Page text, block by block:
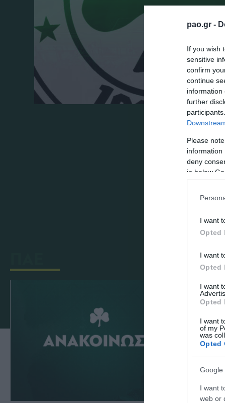
pao.gr -
If you wish
sensitive
confirm
continue
information
further
Please
information
deny
in below
I want
Opted
I want
Opted
I want
Opted
I want
of my
was
Opted
Google
I want
web or
Με μια αναλυτική επιστολή προς τον
Παναθηναϊκός εξήγησε τους λόγους
διοργανώτριας αρχής σχετικά με την
Ολόκληρη η επιστολή του Παναθηναϊκού